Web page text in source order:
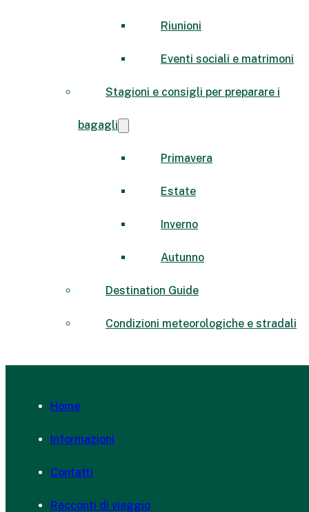
Riunioni
Eventi sociali e matrimoni
Stagioni e consigli per preparare i
bagagli
Primavera
Estate
Inverno
Autunno
Destination Guide
Condizioni meteorologiche e stradali
Home
Informazioni
Contatti
Racconti di viaggio